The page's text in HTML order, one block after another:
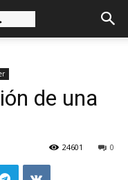
de una
0
24601